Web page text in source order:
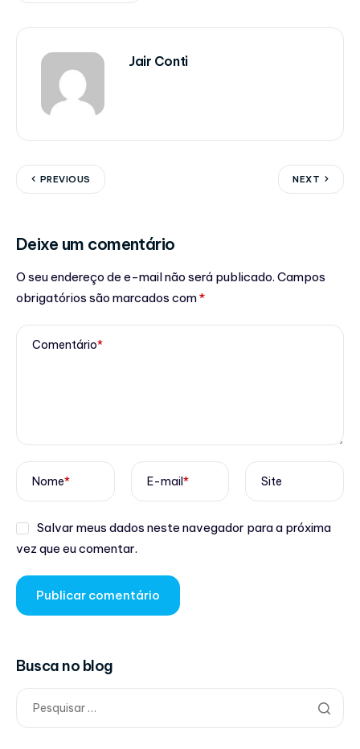
Jair Conti
PREVIOUS NEXT
Deixe um comentário
O seu endereço de e-mail não será publicado. Campos
obrigatórios são marcados com*
Comentário*
Nome* E-mail* Site
Salvar meus dados neste navegador para a próxima
vez que eu comentar.
Busca no blog